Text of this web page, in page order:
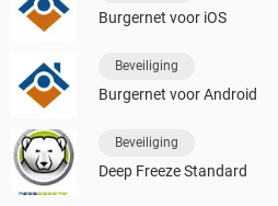
Burgernet voor iOS
Beveiliging
Burgernet voor Android
Beveiliging
Deep Freeze Standard